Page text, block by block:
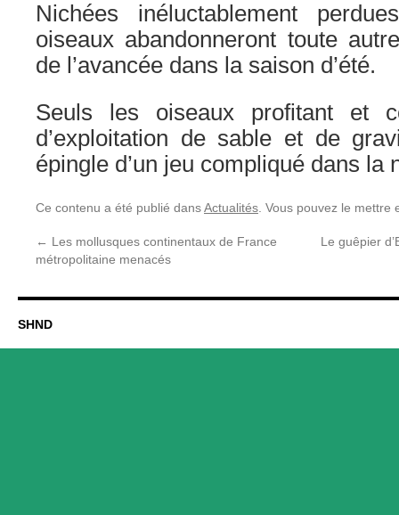
Nichées inéluctablement
oiseaux abandonneront toute
de l’avancée dans la saison d’été.
Seuls les oiseaux profitant et
d’exploitation de sable et de
épingle d’un jeu compliqué dans la
Ce contenu a été publié dansActualités . Vous pouvez le
← Les mollusques continentaux de France
métropolitaine menacés
Le guêpier
SHND